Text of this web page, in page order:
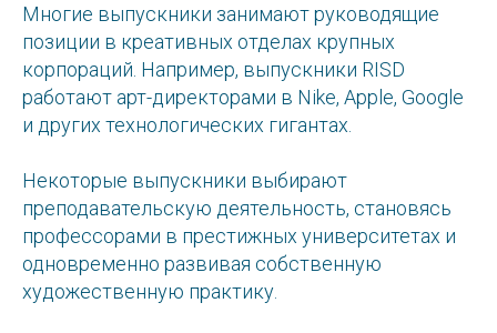
Многие выпускники занимают руководящие
позиции в креативных отделах крупных
корпораций. Например, выпускники RISD
работают арт-директорами в Nike, Apple, Google
и других технологических гигантах.
Некоторые выпускники выбирают
преподавательскую деятельность, становясь
профессорами в престижных университетах и
одновременно развивая собственную
художественную практику.